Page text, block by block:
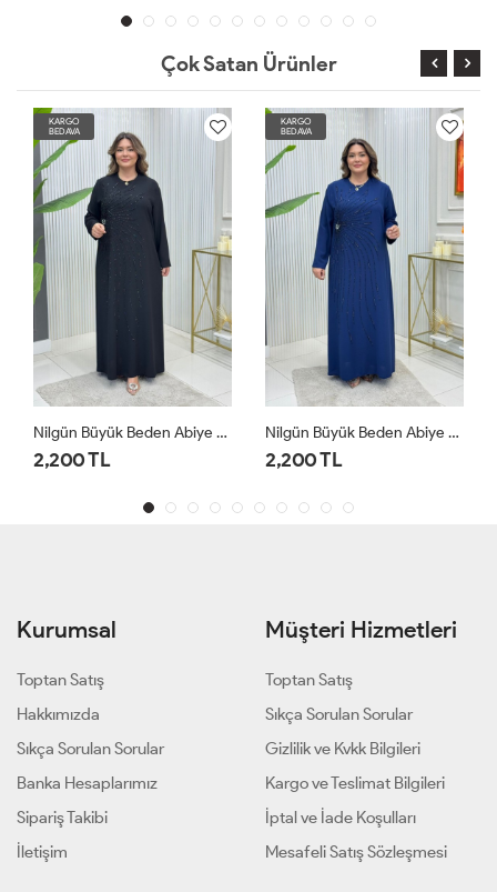
Çok Satan Ürünler
KARGO
BEDAVA
2,200 TL
KARGO
BEDAVA
2,200 TL
Kurumsal
Toptan Satış
Hakkımızda
Sıkça Sorulan Sorular
Banka Hesaplarımız
Sipariş Takibi
İletişim
Müşteri Hizmetleri
Toptan Satış
Sıkça Sorulan Sorular
Gizlilik ve Kvkk Bilgileri
Kargo ve Teslimat Bilgileri
İptal ve İade Koşulları
Mesafeli Satış Sözleşmesi